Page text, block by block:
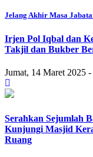
Jelang Akhir Masa
Irjen Pol Iqbal dan
Takjil dan Bukber
Jumat, 14 Maret 2025
Serahkan Sejumlah
Kunjungi Masjid
Ruang